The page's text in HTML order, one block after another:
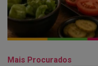
Mais Procurados